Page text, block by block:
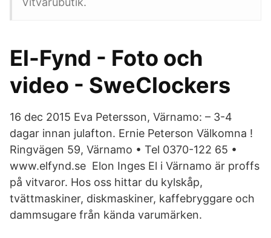
El-Fynd - Foto och
video - SweClockers
16 dec 2015 Eva Petersson, Värnamo: – 3-4
dagar innan julafton. Ernie Peterson Välkomna !
Ringvägen 59, Värnamo • Tel 0370-122 65 •
www.elfynd.se Elon Inges El i Värnamo är proffs
på vitvaror. Hos oss hittar du kylskåp,
tvättmaskiner, diskmaskiner, kaffebryggare och
dammsugare från kända varumärken.